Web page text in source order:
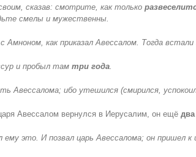
сказав: смотрите, как только
смелы и мужественны.
как приказал Авессалом. Тогда
и пробыл там три года.
Авессалома; ибо утешился (смирился,
Авессалом вернулся в Иерусалим, он ещё два
это. И позвал царь Авессалома; он пришел